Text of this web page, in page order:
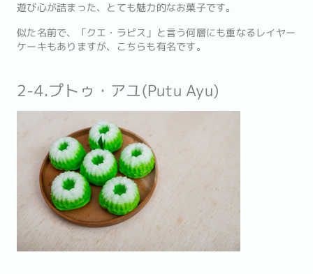
遊び心が詰まった、とても魅力的なお菓子です。
似た名前で、「クエ・ラピス」と言う何層にも重なるレイヤー
ケーキもありますが、こちらも有名です。
2-4.プトゥ・アユ(Putu Ayu)